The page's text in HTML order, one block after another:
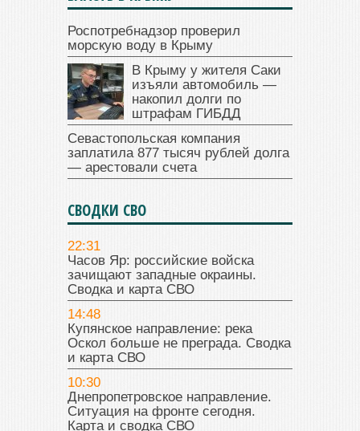
Роспотребнадзор проверил
морскую воду в Крыму
В Крыму у жителя Саки
изъяли автомобиль —
накопил долги по
штрафам ГИБДД
Севастопольская компания
заплатила 877 тысяч рублей долга
— арестовали счета
СВОДКИ СВО
22:31
Часов Яр: российские войска
зачищают западные окраины.
Сводка и карта СВО
14:48
Купянское направление: река
Оскол больше не преграда. Сводка
и карта СВО
10:30
Днепропетровское направление.
Ситуация на фронте сегодня.
Карта и сводка СВО